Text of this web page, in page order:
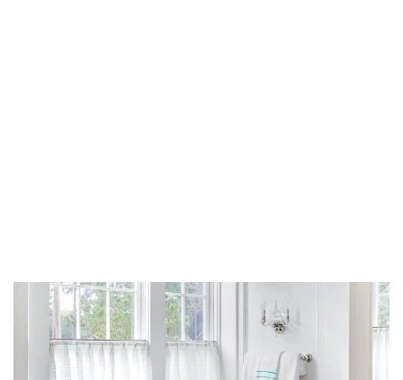
همه ما می‌دانیم که چقدر آسان می‌توان چیزی را در یک کابینت
حمام گذاشت، زیرا هیچ فضایی برای آن در هیچ جای دیگری در
خانه وجود ندارد ...